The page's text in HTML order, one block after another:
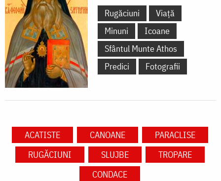
Rugăciuni
Viață
Minuni
Icoane
Sfântul Munte Athos
Predici
Fotografii
ACATISTE CANOANE
PARACLISE
RUGĂCIUNI
SLUJBE
TROPARE
CONDACE